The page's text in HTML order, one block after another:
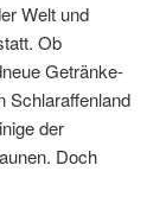
Welt und
Ob
Getränke-
Schlaraffenland
der
Doch